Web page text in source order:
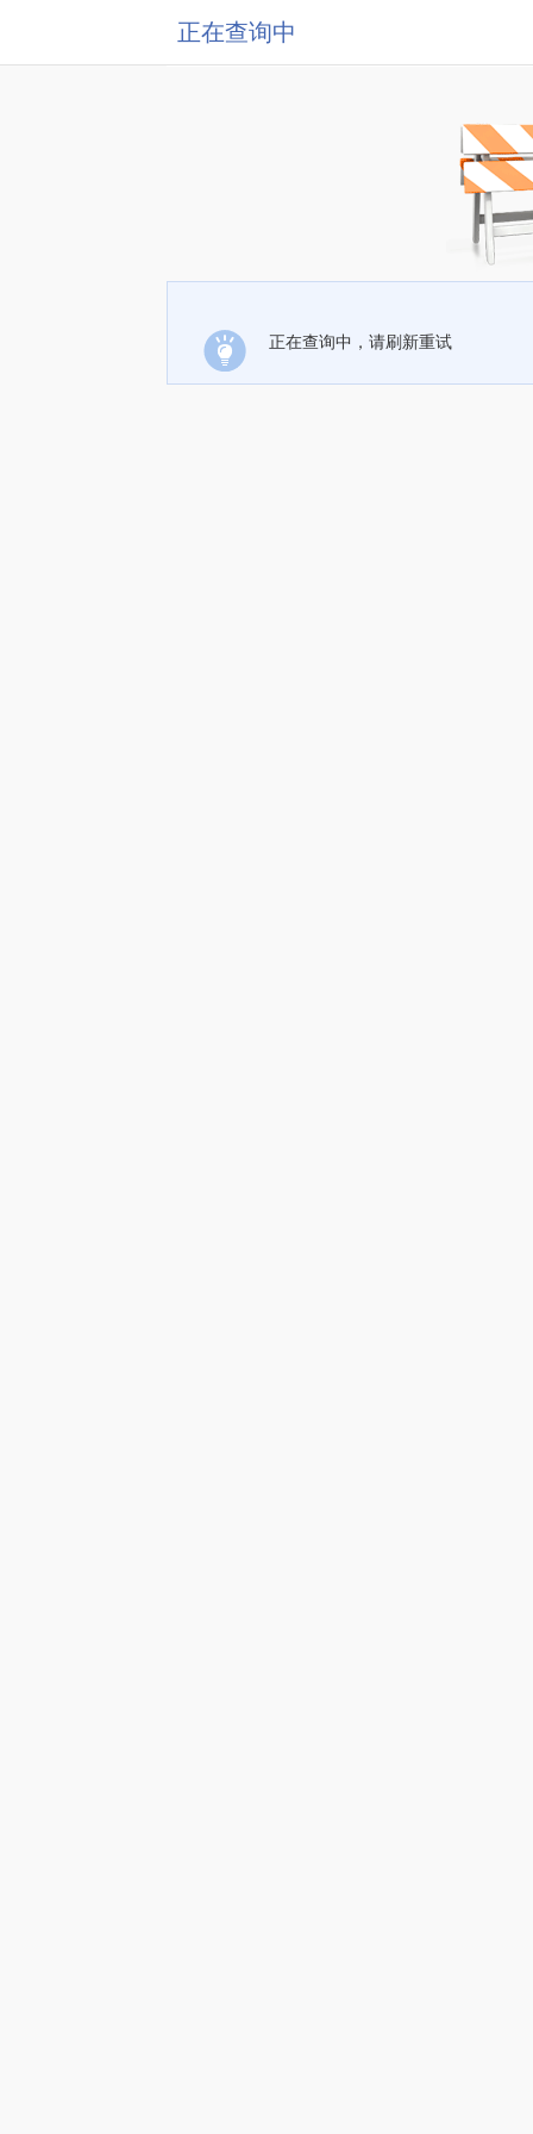
正在查询中
正在查询中，请刷新重试